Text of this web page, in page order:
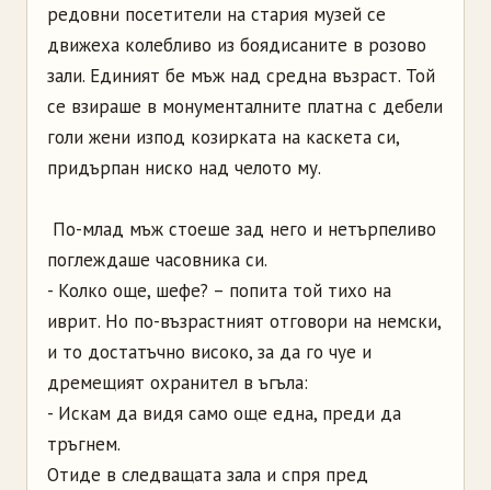
редовни посетители на стария музей се
движеха колебливо из боядисаните в розово
зали. Единият бе мъж над средна възраст. Той
се взираше в монументалните платна с дебели
голи жени изпод козирката на каскета си,
придърпан ниско над челото му.
По-млад мъж стоеше зад него и нетърпеливо
поглеждаше часовника си.
- Колко още, шефе? – попита той тихо на
иврит. Но по-възрастният отговори на немски,
и то достатъчно високо, за да го чуе и
дремещият охранител в ъгъла:
- Искам да видя само още една, преди да
тръгнем.
Отиде в следващата зала и спря пред